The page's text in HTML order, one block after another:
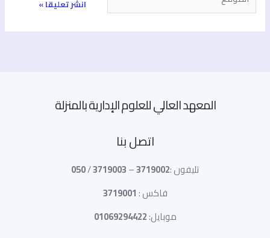
المعهد العالي للعلوم الإدارية بالمنزلة
اتصل بنا
تليفون :3719002
–
3719003
/
050
فاكس :3719001
موبايل:01069294422